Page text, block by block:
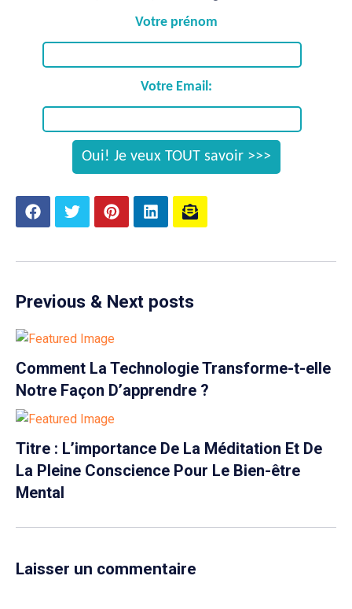
Votre prénom
Votre Email:
Previous & Next posts
Comment La Technologie Transforme-t-elle
Notre Façon D’apprendre ?
Titre : L’importance De La Méditation Et De
La Pleine Conscience Pour Le Bien-être
Mental
Laisser un commentaire